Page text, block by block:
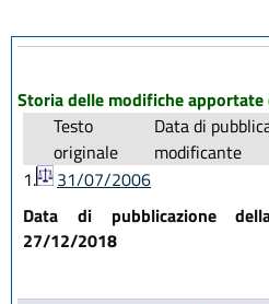
Storia delle modifiche apportate
Testo
originale
Data di
modificante
1.
31/07/2006
Data di pubblicazione
27/12/2018